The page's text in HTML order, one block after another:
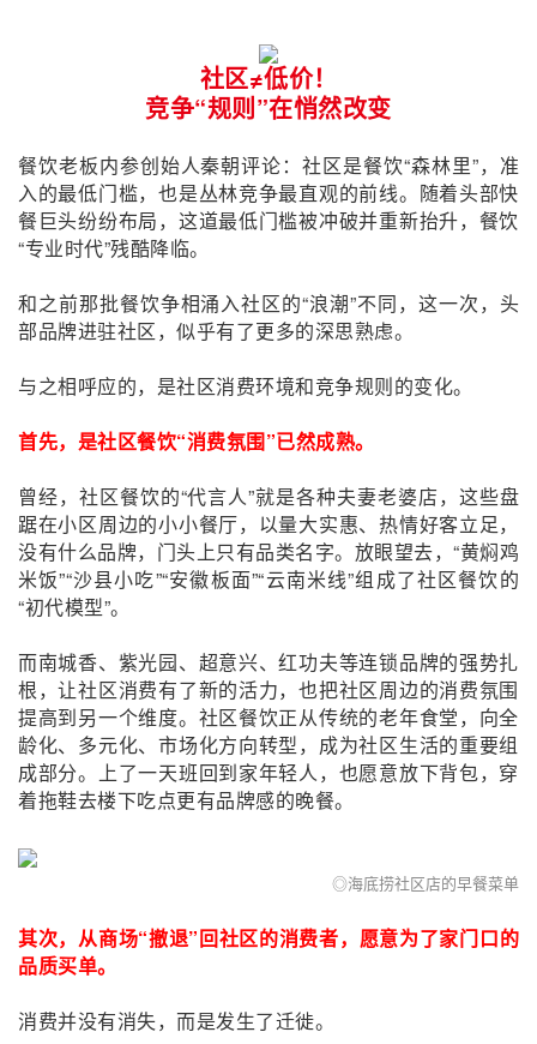
社区≠低价！
竞争“规则”在悄然改变
餐饮老板内参创始人秦朝评论：社区是餐饮“森林里”，准
入的最低门槛，也是丛林竞争最直观的前线。随着头部快
餐巨头纷纷布局，这道最低门槛被冲破并重新抬升，餐饮
“专业时代”残酷降临。
和之前那批餐饮争相涌入社区的“浪潮”不同，这一次，头
部品牌进驻社区，似乎有了更多的深思熟虑。
与之相呼应的，是社区消费环境和竞争规则的变化。
首先，是社区餐饮“消费氛围”已然成熟。
曾经，社区餐饮的“代言人”就是各种夫妻老婆店，这些盘
踞在小区周边的小小餐厅，以量大实惠、热情好客立足，
没有什么品牌，门头上只有品类名字。放眼望去，“黄焖鸡
米饭”“沙县小吃”“安徽板面”“云南米线”组成了社区餐饮的
“初代模型”。
而南城香、紫光园、超意兴、红功夫等连锁品牌的强势扎
根，让社区消费有了新的活力，也把社区周边的消费氛围
提高到另一个维度。社区餐饮正从传统的老年食堂，向全
龄化、多元化、市场化方向转型，成为社区生活的重要组
成部分。上了一天班回到家年轻人，也愿意放下背包，穿
着拖鞋去楼下吃点更有品牌感的晚餐。
◎海底捞社区店的早餐菜单
其次，从商场“撤退”回社区的消费者，愿意为了家门口的
品质买单。
消费并没有消失，而是发生了迁徙。